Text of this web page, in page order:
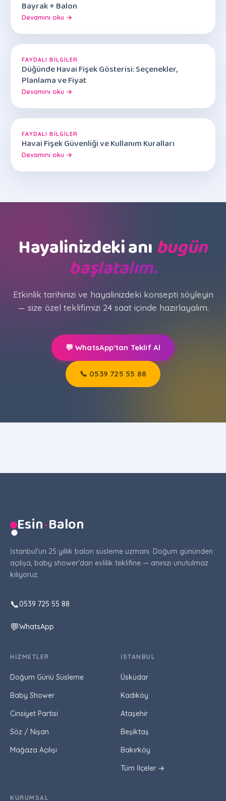
Bayrak + Balon
Devamını oku →
FAYDALI BILGILER
Düğünde Havai Fişek Gösterisi: Seçenekler,
Planlama ve Fiyat
Devamını oku →
FAYDALI BILGILER
Havai Fişek Güvenliği ve Kullanım Kuralları
Devamını oku →
Hayalinizdeki anı bugün
başlatalım.
Etkinlik tarihinizi ve hayalinizdeki konsepti söyleyin
— size özel teklifimizi 24 saat içinde hazırlayalım.
💬 WhatsApp'tan Teklif Al
📞 0539 725 55 88
●Esin·Balon
İstanbul'un 25 yıllık balon süsleme uzmanı. Doğum gününden
açılışa, baby shower'dan evlilik teklifine — anınızı unutulmaz
kılıyoruz.
📞0539 725 55 88
💬WhatsApp
HIZMETLER
Doğum Günü Süsleme
Baby Shower
Cinsiyet Partisi
Söz / Nişan
Mağaza Açılışı
İSTANBUL
Üsküdar
Kadıköy
Ataşehir
Beşiktaş
Bakırköy
Tüm İlçeler →
KURUMSAL